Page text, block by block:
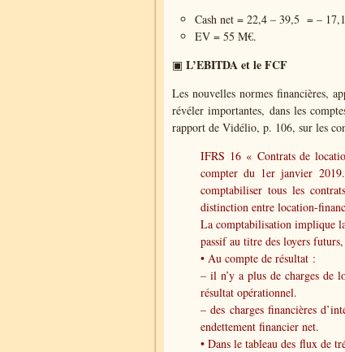
Cash net = 22,4 – 39,5 = –
EV = 55 M€.
▣ L’EBITDA et le FCF
Les nouvelles normes financières,
révéler importantes, dans les
rapport de Vidélio, p. 106, sur les
IFRS 16 « Contrats de
compter du 1er janvier
comptabiliser tous les
distinction entre location-
La comptabilisation implique
passif au titre des loyers
• Au compte de résultat :
– il n’y a plus de charges de
résultat opérationnel.
– des charges financières
endettement financier net.
• Dans le tableau des flux de